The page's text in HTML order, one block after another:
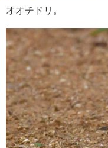
オオチドリ。